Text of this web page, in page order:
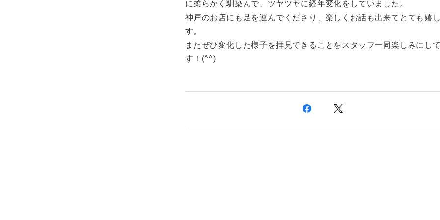
に柔らかく馴染んで、ツヤツヤに経年変化をしていました。
神戸のお店にも足を運んでくださり、楽しくお話も出来てとても嬉
す。
またぜひ変化した様子を拝見できることをスタッフ一同楽しみにし
す！(^^)